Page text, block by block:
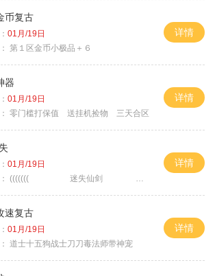
币复古
01月/19日
第１区金币小极品＋６
详情
器
01月/19日
零门槛打保值 送挂机捡物 三天合区
详情
01月/19日
((((((( 迷失仙剑 )))))
详情
速复古
01月/19日
道士十五狗战士刀刀毒法师带神宠
详情